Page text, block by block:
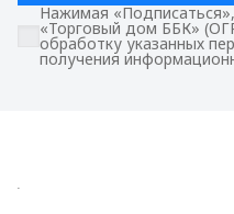
Нажимая
«Торговый дом ББК»
обработку указанных
получения